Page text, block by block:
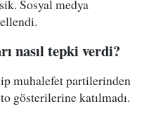
Sosyal medya
nasıl tepki verdi?
muhalefet partilerinden
gösterilerine katılmadı.